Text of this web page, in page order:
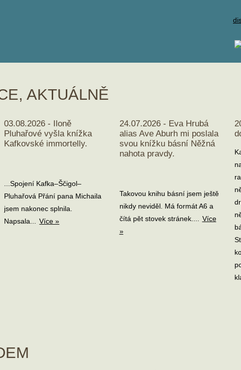
AKTUÁLNĚ
03.08.2026 - Iloně
Pluhařové vyšla knížka
Kafkovské immortelly.
...Spojení Kafka–Ščigol–
Pluhařová Přání pana Michaila
jsem nakonec splnila.
Napsala... Více »
24.07.2026 - Eva Hrubá
alias Ave Aburh mi poslala
svou knížku básní Něžná
nahota pravdy.
Takovou knihu básní jsem ještě
nikdy neviděl. Má formát A6 a
čítá pět stovek stránek.... Více
»